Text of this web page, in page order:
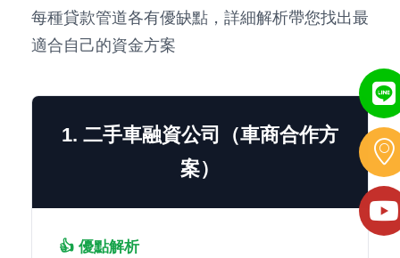
每種貸款管道各有優缺點，詳細解析帶您找出最
適合自己的資金方案
1. 二手車融資公司（車商合作方
案）
👍 優點解析